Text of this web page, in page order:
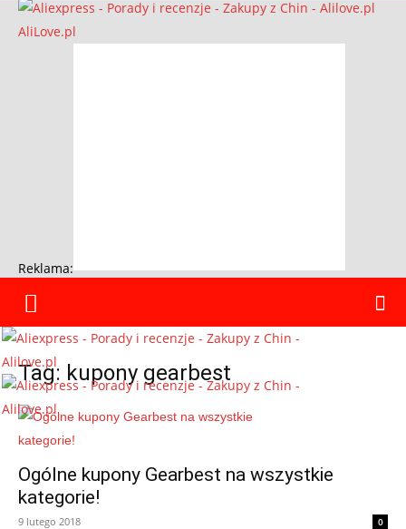
AliLove.pl
Reklama:
Tag: kupony gearbest
Ogólne kupony Gearbest na wszystkie
kategorie!
9 lutego 2018 0